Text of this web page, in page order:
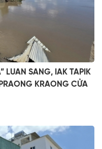
LUAN SANG, IAK TAPIK
KRAONG CỬA